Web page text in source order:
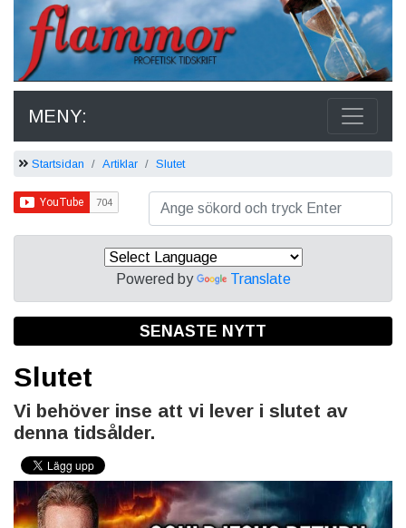
MENY:
Startsidan Artiklar Slutet
Powered by Translate
SENASTE NYTT
Slutet
Vi behöver inse att vi lever i slutet av
denna tidsålder.